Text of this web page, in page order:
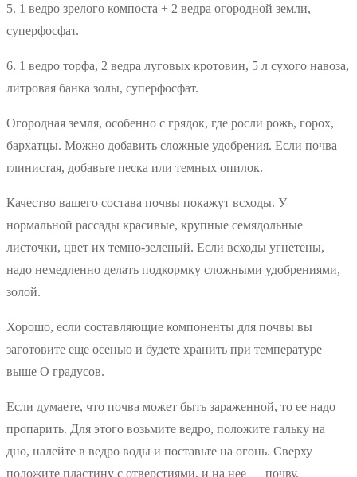
5. 1 ведро зрелого компоста + 2 ведра огородной земли,
суперфосфат.
6. 1 ведро торфа, 2 ведра луговых кротовин, 5 л сухого навоза,
литровая банка золы, суперфосфат.
Огородная земля, особенно с грядок, где росли рожь, горох,
бархатцы. Можно добавить сложные удобрения. Если почва
глинистая, добавьте песка или темных опилок.
Качество вашего состава почвы покажут всходы. У
нормальной рассады красивые, крупные семядольные
листочки, цвет их темно-зеленый. Если всходы угнетены,
надо немедленно делать подкормку сложными удобрениями,
золой.
Хорошо, если составляющие компоненты для почвы вы
заготовите еще осенью и будете хранить при температуре
выше О градусов.
Если думаете, что почва может быть зараженной, то ее надо
пропарить. Для этого возьмите ведро, положите гальку на
дно, налейте в ведро воды и поставьте на огонь. Сверху
положите пластину с отверстиями, и на нее — почву.